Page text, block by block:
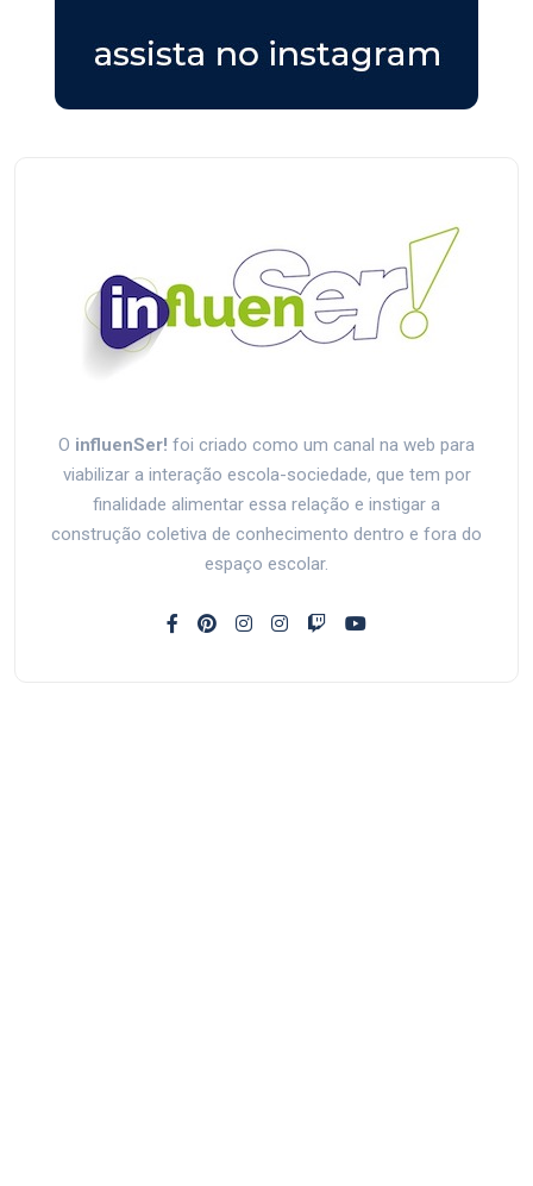
O influenSer! foi criado como um canal na web para
viabilizar a interação escola-sociedade, que tem por
finalidade alimentar essa relação e instigar a
construção coletiva de conhecimento dentro e fora do
espaço escolar.